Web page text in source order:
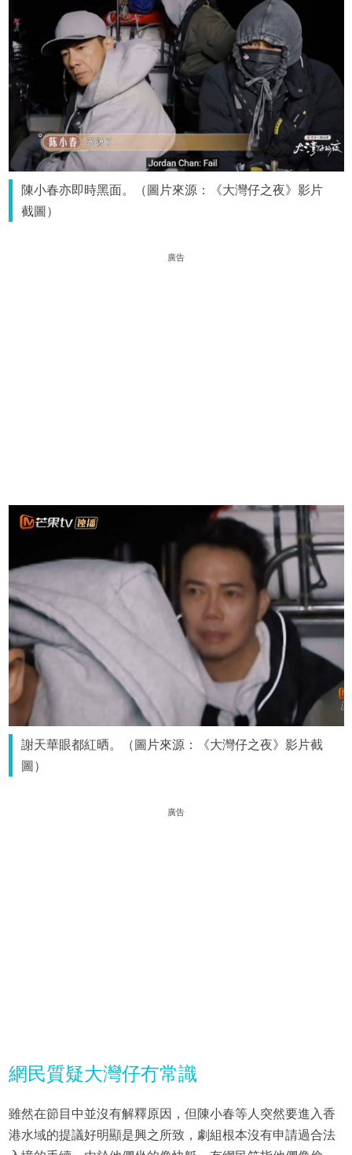
陳小春亦即時黑面。（圖片來源：《大灣仔之夜》影片
截圖）
廣告
謝天華眼都紅晒。（圖片來源：《大灣仔之夜》影片截
圖）
廣告
網民質疑大灣仔冇常識
雖然在節目中並沒有解釋原因，但陳小春等人突然要進入香
港水域的提議好明顯是興之所致，劇組根本沒有申請過合法